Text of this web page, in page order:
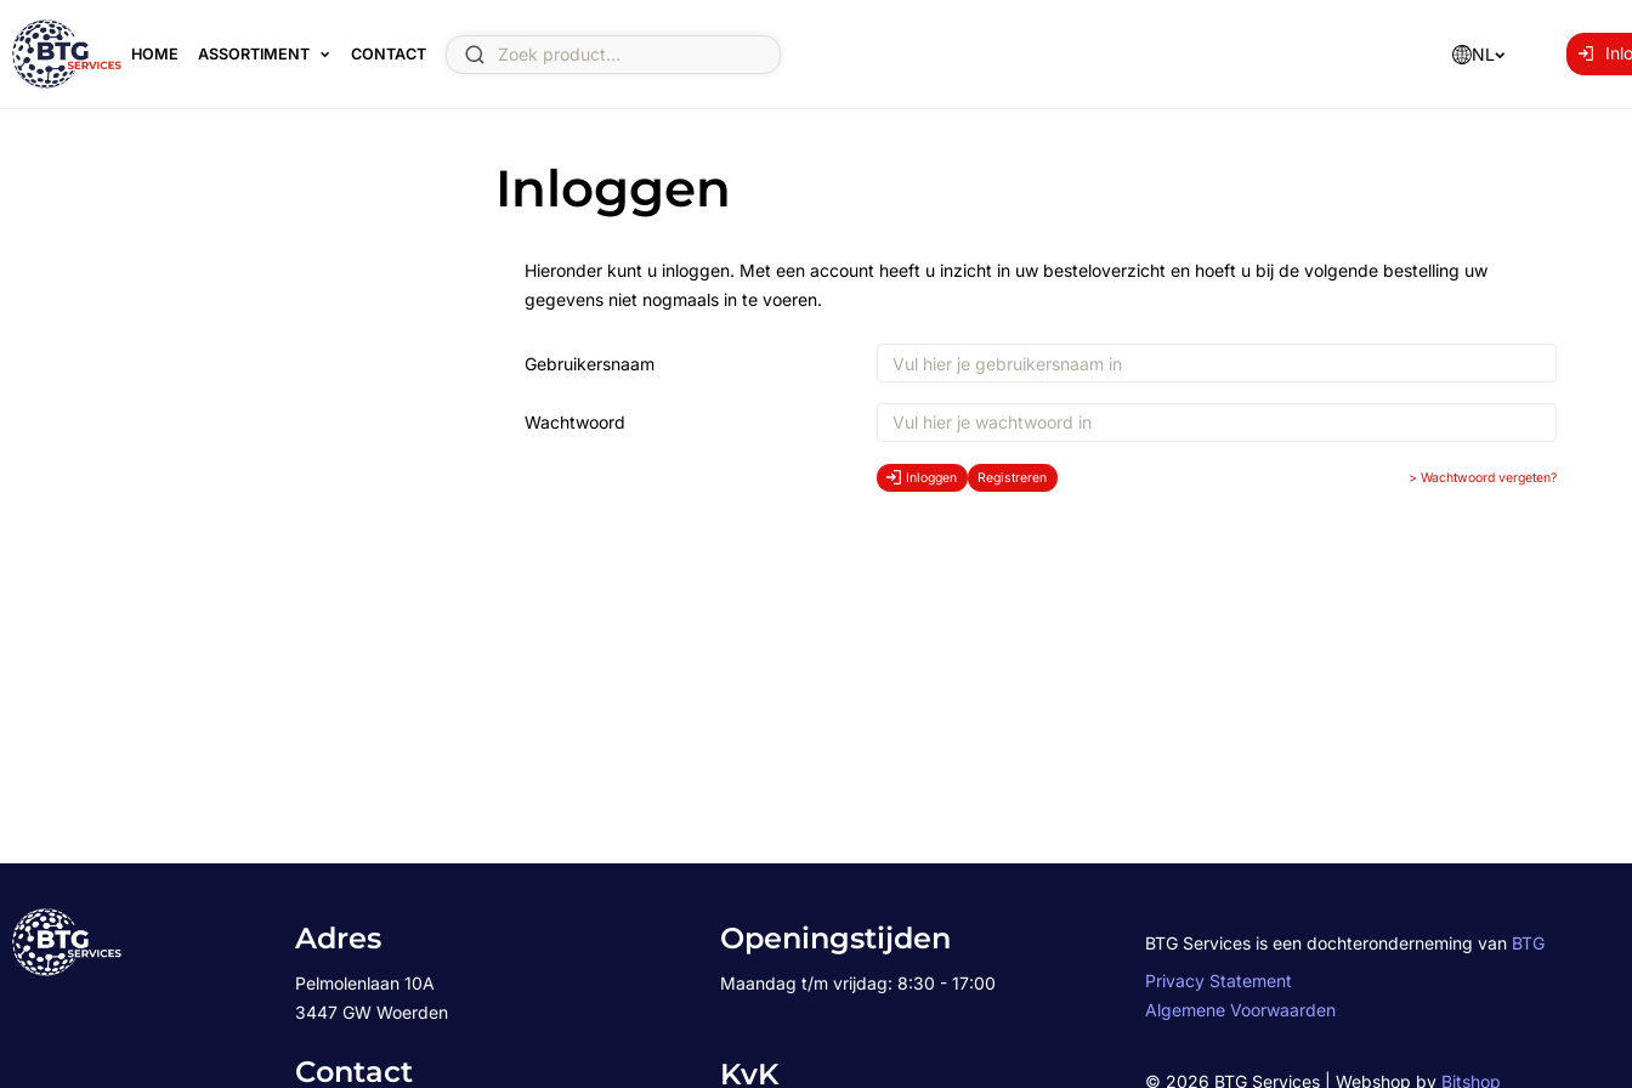
HOME ASSORTIMENT CONTACT NL
Inloggen
Hieronder kunt u inloggen. Met een account heeft u inzicht in uw besteloverzicht en hoeft u bij de volgende bestelling uw
gegevens niet nogmaals in te voeren.
Gebruikersnaam
Wachtwoord
Inloggen Registreren >Wachtwoord vergeten?
Adres
Pelmolenlaan 10A
3447 GW Woerden
Contact
Openingstijden
Maandag t/m vrijdag: 8:30 - 17:00
KvK
BTG Services is een dochteronderneming van BTG
Privacy Statement
Algemene Voorwaarden
© 2026 BTG Services | Webshop by Bitshop